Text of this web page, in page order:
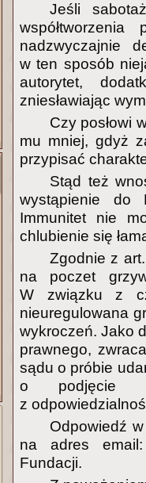
Jeśli
nadzwyczajnie
w ten sposób
autorytet,
zniesławiając
Czy posłowi
mu mniej, gdyż
przypisać
Stąd też
wystąpienie do
Immunitet nie
chlubienie się
Zgodnie z
na poczet
W związku z
nieuregulowana
wykroczeń. Jako
prawnego,
sądu o próbie
o podjęcie
z
Odpowiedź
na adres
Fundacji.